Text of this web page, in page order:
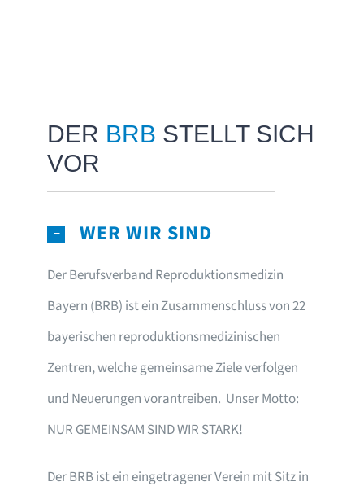
DER BRB STELLT SICH
VOR
WER WIR SIND
Der Berufsverband Reproduktionsmedizin
Bayern (BRB) ist ein Zusammenschluss von 22
bayerischen reproduktionsmedizinischen
Zentren, welche gemeinsame Ziele verfolgen
und Neuerungen vorantreiben. Unser Motto:
NUR GEMEINSAM SIND WIR STARK!
Der BRB ist ein eingetragener Verein mit Sitz in